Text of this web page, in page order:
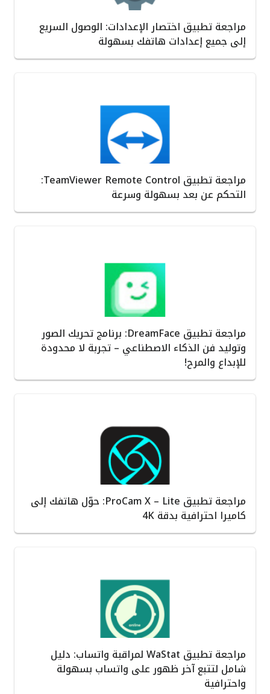
مراجعة تطبيق اختصار الإعدادات: الوصول السريع
إلى جميع إعدادات هاتفك بسهولة
مراجعة تطبيق TeamViewer Remote Control:
التحكم عن بعد بسهولة وسرعة
مراجعة تطبيق DreamFace: برنامج تحريك الصور
وتوليد فن الذكاء الاصطناعي – تجربة لا محدودة
للإبداع والمرح!
مراجعة تطبيق ProCam X – Lite: حوّل هاتفك إلى
كاميرا احترافية بدقة 4K
مراجعة تطبيق WaStat لمراقبة واتساب: دليل
شامل لتتبع آخر ظهور على واتساب بسهولة
واحترافية